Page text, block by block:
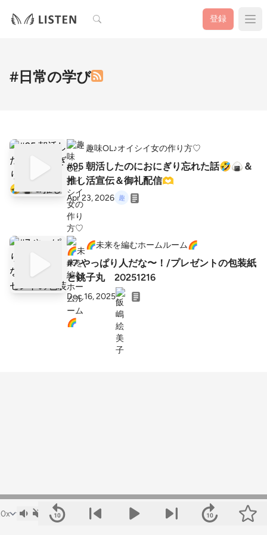
検索 登録
#日常の学び
趣味OL♪オイシイ女の作り方♡
#95 朝活したのにおにぎり忘れた話🤣🍙＆
推し活宣伝＆御礼配信🫶
Apr 23, 2026
🌈未来を編むホームルーム🌈
#7 やっぱり人だな〜！/プレゼントの包装紙
と銚子丸 20251216
Dec 16, 2025